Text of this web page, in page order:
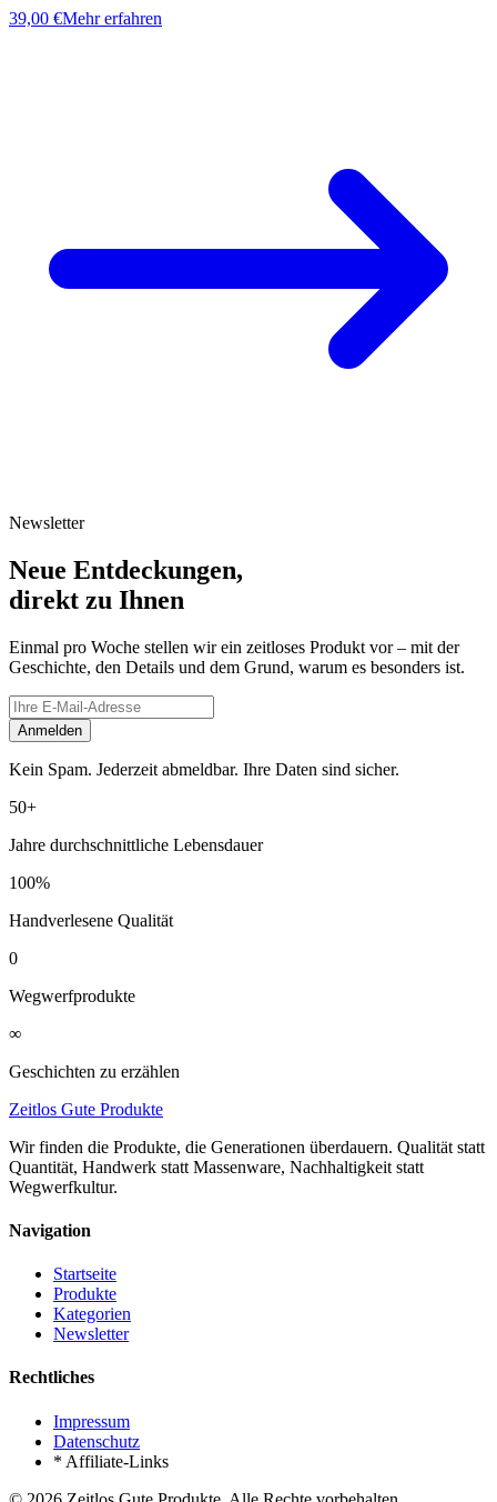
39,00 €Mehr erfahren
Newsletter
Neue Entdeckungen,
direkt zu Ihnen
Einmal pro Woche stellen wir ein zeitloses Produkt vor – mit der
Geschichte, den Details und dem Grund, warum es besonders ist.
Anmelden
Kein Spam. Jederzeit abmeldbar. Ihre Daten sind sicher.
50+
Jahre durchschnittliche Lebensdauer
100%
Handverlesene Qualität
0
Wegwerfprodukte
∞
Geschichten zu erzählen
Zeitlos Gute Produkte
Wir finden die Produkte, die Generationen überdauern. Qualität statt
Quantität, Handwerk statt Massenware, Nachhaltigkeit statt
Wegwerfkultur.
Navigation
Startseite
Produkte
Kategorien
Newsletter
Rechtliches
Impressum
Datenschutz
* Affiliate-Links